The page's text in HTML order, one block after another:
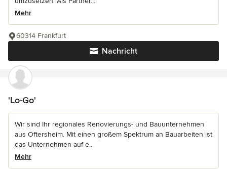
Mehr
Nachricht
60314 Frankfurt
'Lo-Go'
Wir sind Ihr regionales Renovierungs- und Bauunternehmen
aus Oftersheim. Mit einen großem Spektrum an Bauarbeiten ist
das Unternehmen auf e...
Mehr